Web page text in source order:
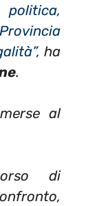
ha
.
al
di